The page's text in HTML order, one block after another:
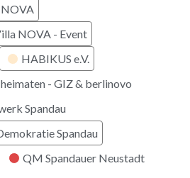
NOVA - Event
HABIKUS e.V.
heimaten - GIZ & berlinovo
Spandau
Spandau
QM Spandauer Neustadt